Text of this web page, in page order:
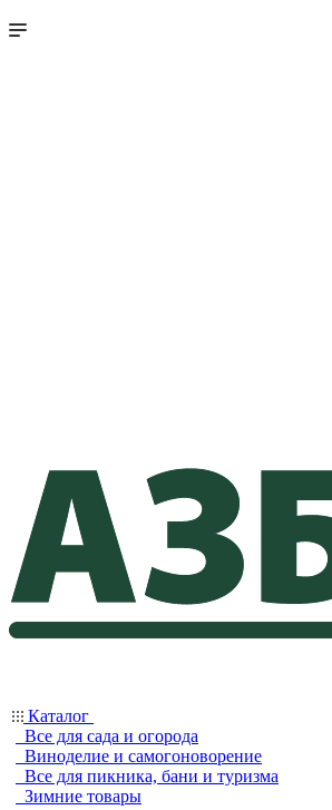
Каталог
Все для сада и огорода
Виноделие и самогоноворение
Все для пикника, бани и туризма
Зимние товары